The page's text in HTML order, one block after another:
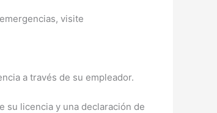
visite
a través de su empleador.
su licencia y una declaración de